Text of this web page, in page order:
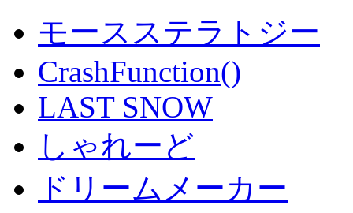
モースステラトジー
CrashFunction()
LAST SNOW
しゃれーど
ドリームメーカー